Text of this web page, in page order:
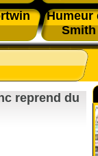
Humeur
Smith
reprend du